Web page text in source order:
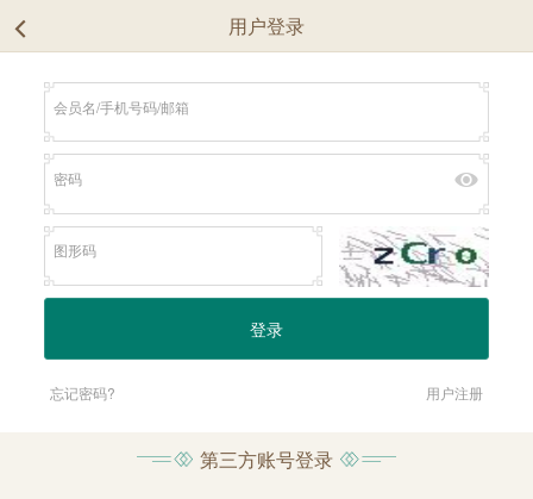
用户登录
忘记密码? 用户注册
第三方账号登录